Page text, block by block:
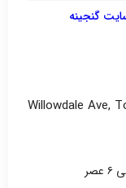
گنجینه